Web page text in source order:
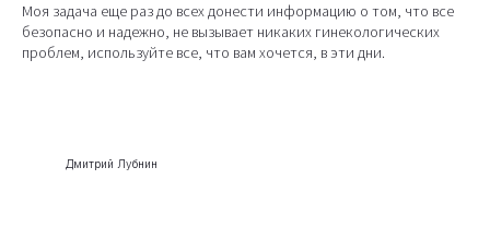
Моя задача еще раз до всех донести информацию о том, что все
безопасно и надежно, не вызывает никаких гинекологических
проблем, используйте все, что вам хочется, в эти дни.
Дмитрий Лубнин